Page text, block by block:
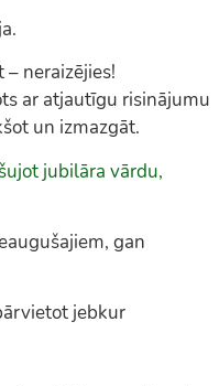
– neraizējies!
ar atjautīgu risinājumu
un izmazgāt.
jubilāra vārdu,
gan
jebkur